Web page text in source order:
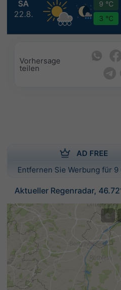
SA
22.8.
9 °C
3 °C
Vorhersage
teilen
AD FREE
Entfernen Sie Werbung für
Aktueller Regenradar,
©